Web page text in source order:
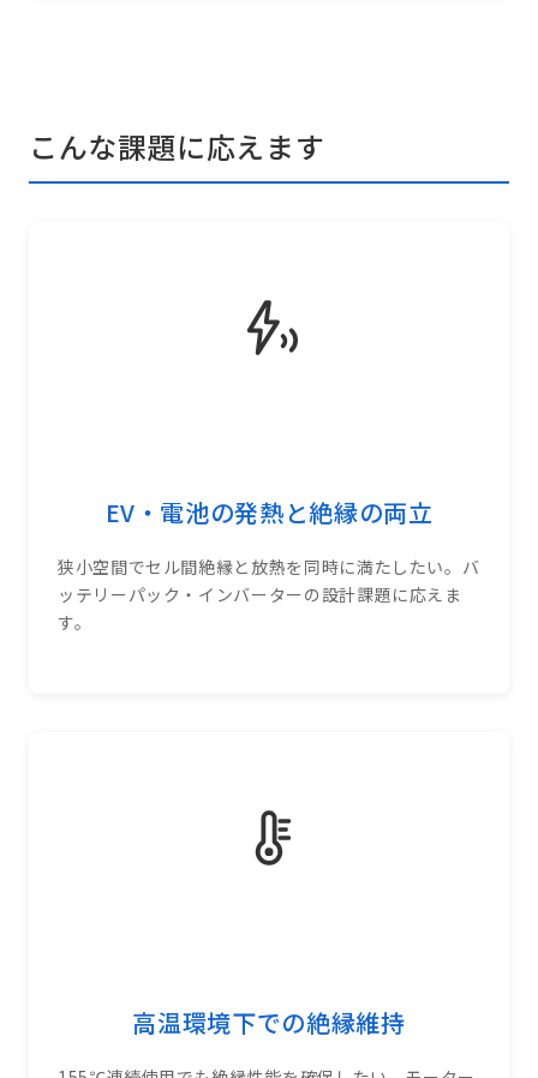
こんな課題に応えます
EV・電池の発熱と絶縁の両立
狭小空間でセル間絶縁と放熱を同時に満たしたい。バ
ッテリーパック・インバーターの設計課題に応えま
す。
高温環境下での絶縁維持